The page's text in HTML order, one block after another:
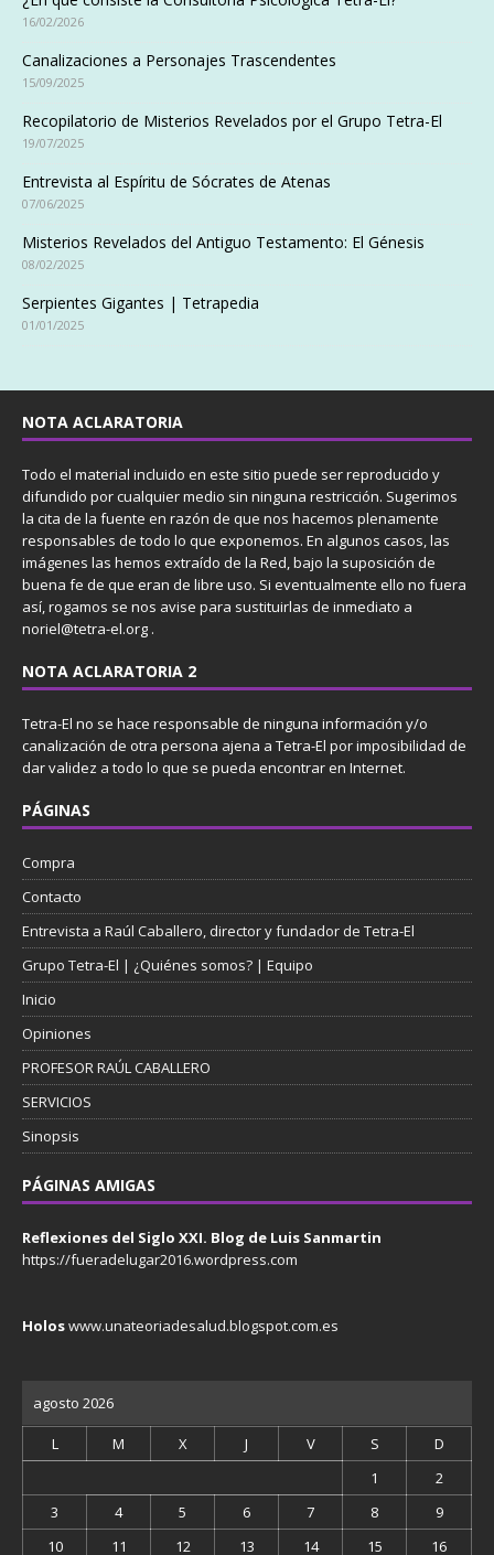
16/02/2026
Canalizaciones a Personajes Trascendentes
15/09/2025
Recopilatorio de Misterios Revelados por el Grupo Tetra-El
19/07/2025
Entrevista al Espíritu de Sócrates de Atenas
07/06/2025
Misterios Revelados del Antiguo Testamento: El Génesis
08/02/2025
Serpientes Gigantes | Tetrapedia
01/01/2025
NOTA ACLARATORIA
Todo el material incluido en este sitio puede ser reproducido y
difundido por cualquier medio sin ninguna restricción. Sugerimos
la cita de la fuente en razón de que nos hacemos plenamente
responsables de todo lo que exponemos. En algunos casos, las
imágenes las hemos extraído de la Red, bajo la suposición de
buena fe de que eran de libre uso. Si eventualmente ello no fuera
así, rogamos se nos avise para sustituirlas de inmediato a
noriel@tetra-el.org .
NOTA ACLARATORIA 2
Tetra-El no se hace responsable de ninguna información y/o
canalización de otra persona ajena a Tetra-El por imposibilidad de
dar validez a todo lo que se pueda encontrar en Internet.
PÁGINAS
Compra
Contacto
Entrevista a Raúl Caballero, director y fundador de Tetra-El
Grupo Tetra-El | ¿Quiénes somos? | Equipo
Inicio
Opiniones
PROFESOR RAÚL CABALLERO
SERVICIOS
Sinopsis
PÁGINAS AMIGAS
Reflexiones del Siglo XXI. Blog de Luis Sanmartin
https://fueradelugar2016.wordpress.com
Holoswww.unateoriadesalud.blogspot.com.es
agosto 2026
L M X J V S
D
1
2
3
4 5 6 7 8
9
10
11 12 13 14 15 16